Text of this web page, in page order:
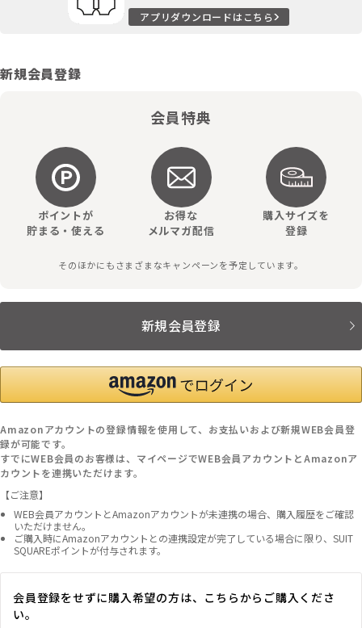
アプリダウンロードはこちら
新規会員登録
会員特典
ポイントが
貯まる・使える
お得な
メルマガ配信
購入サイズを
登録
そのほかにもさまざまなキャンペーンを予定しています。
新規会員登録
Amazonアカウントの登録情報を使用して、お支払いおよび新規WEB会員登
録が可能です。
すでにWEB会員のお客様は、マイページでWEB会員アカウントとAmazonア
カウントを連携いただけます。
【ご注意】
WEB会員アカウントとAmazonアカウントが未連携の場合、購入履歴をご確認
いただけません。
ご購入時にAmazonアカウントとの連携設定が完了している場合に限り、SUIT
SQUAREポイントが付与されます。
会員登録をせずに購入希望の方は、こちらからご購入くださ
い。